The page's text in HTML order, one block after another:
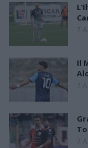
7
Il
7
7